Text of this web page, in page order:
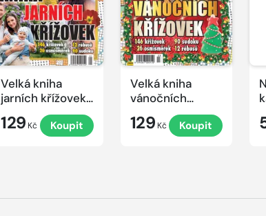
Velká kniha
jarních křížovek
129 Kč Koupit
Velká kniha
vánočních
křížovek 2025
129 Kč Koupit